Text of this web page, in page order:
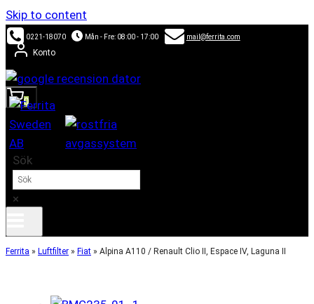
Skip to content
0221-18070 Mån - Fre: 08:00 - 17:00 mail@ferrita.com
Konto
0
Sök
×
Ferrita » Luftfilter » Fiat » Alpina A110 / Renault Clio II, Espace IV, Laguna II